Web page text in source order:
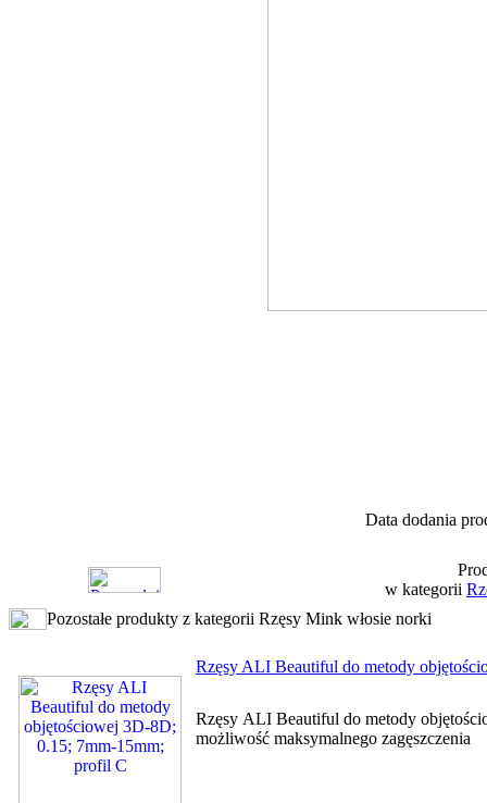
Data dodania
w kategorii
Pozostałe produkty z kategorii Rzęsy Mink włosie norki
Rzęsy ALI Beautiful do metody
Rzęsy ALI Beautiful do metody
możliwość maksymalnego